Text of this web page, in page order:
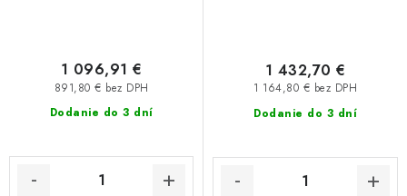
Dodanie do 3 dní
891,80 € bez DPH
1 096,91 €
Dodanie do 3 dní
1 164,80 € bez DPH
1 432,70 €